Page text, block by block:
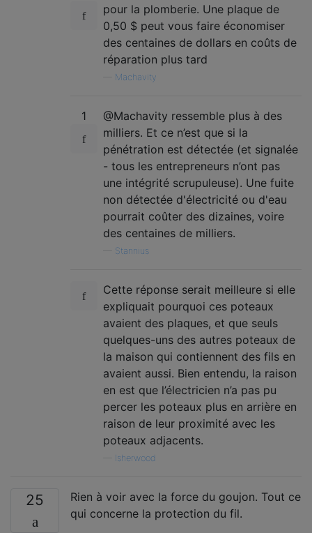
pour la plomberie. Une plaque de
0,50 $ peut vous faire économiser
des centaines de dollars en coûts de
réparation plus tard
Machavity
1
@Machavity ressemble plus à des
milliers. Et ce n’est que si la
pénétration est détectée (et signalée
- tous les entrepreneurs n’ont pas
une intégrité scrupuleuse). Une fuite
non détectée d'électricité ou d'eau
pourrait coûter des dizaines, voire
des centaines de milliers.
Stannius
Cette réponse serait meilleure si elle
expliquait pourquoi ces poteaux
avaient des plaques, et que seuls
quelques-uns des autres poteaux de
la maison qui contiennent des fils en
avaient aussi. Bien entendu, la raison
en est que l’électricien n’a pas pu
percer les poteaux plus en arrière en
raison de leur proximité avec les
poteaux adjacents.
Isherwood
25
Rien à voir avec la force du goujon. Tout ce
qui concerne la protection du fil.